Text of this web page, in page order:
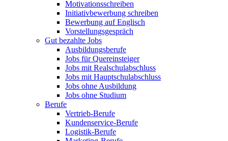
Motivationsschreiben
Initiativbewerbung schreiben
Bewerbung auf Englisch
Vorstellungsgespräch
Gut bezahlte Jobs
Ausbildungsberufe
Jobs für Quereinsteiger
Jobs mit Realschulabschluss
Jobs mit Hauptschulabschluss
Jobs ohne Ausbildung
Jobs ohne Studium
Berufe
Vertrieb-Berufe
Kundenservice-Berufe
Logistik-Berufe